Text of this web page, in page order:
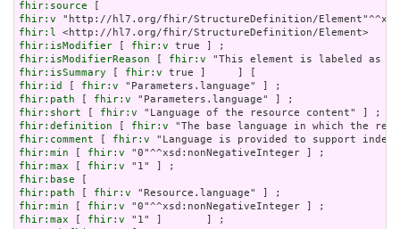
fhir:source
fhir:v
fhir:l
fhir:isModifier [ fhir:v
fhir:isModifierReason [ fhir:v
fhir:isSummary [ fhir:v
fhir:id
[ fhir:v
fhir:path [ fhir:v
fhir:short [ fhir:v
fhir:definition [ fhir:v
fhir:comment [ fhir:v
fhir:min [ fhir:v
fhir:max [ fhir:v
fhir:base
fhir:path [ fhir:v
fhir:min [ fhir:v
fhir:max [ fhir:v "1" ]       ] ;